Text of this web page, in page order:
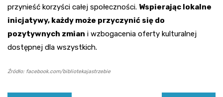
przynieść korzyści całej społeczności. Wspierając lokalne
inicjatywy, każdy może przyczynić się do
pozytywnych zmian i wzbogacenia oferty kulturalnej
dostępnej dla wszystkich.
Źródło: facebook.com/bibliotekajastrzebie